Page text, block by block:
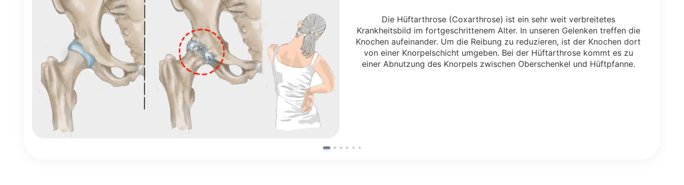
Die Hüftarthrose (Coxarthrose) ist ein sehr weit verbreitetes
Krankheitsbild im fortgeschrittenem Alter. In unseren Gelenken treffen die
Knochen aufeinander. Um die Reibung zu reduzieren, ist der Knochen dort
von einer Knorpelschicht umgeben. Bei der Hüftarthrose kommt es zu
einer Abnutzung des Knorpels zwischen Oberschenkel und Hüftpfanne.